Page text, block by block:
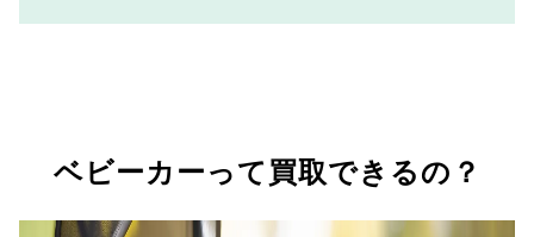
ベビーカーって買取できるの？